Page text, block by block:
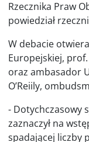
Rzecznika Praw
powiedział
W debacie
Europejskiej,
oraz ambasador
O’Reiily,
- Dotychczasowy
zaznaczył na
spadającej liczby